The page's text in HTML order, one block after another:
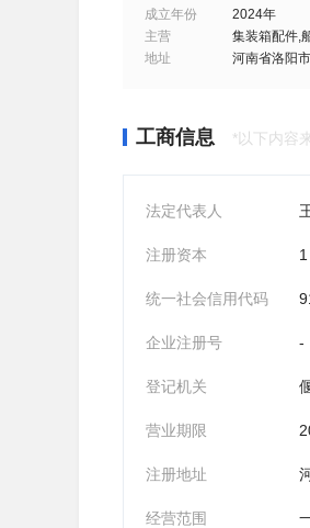
成立年份
2024年
主营
集装箱配件,
地址
河南省洛阳
工商信息 *以下内容
法定代表人
注册资本
统一社会信用代码
企业注册号 -
登记机关
营业期限
注册地址
经营范围